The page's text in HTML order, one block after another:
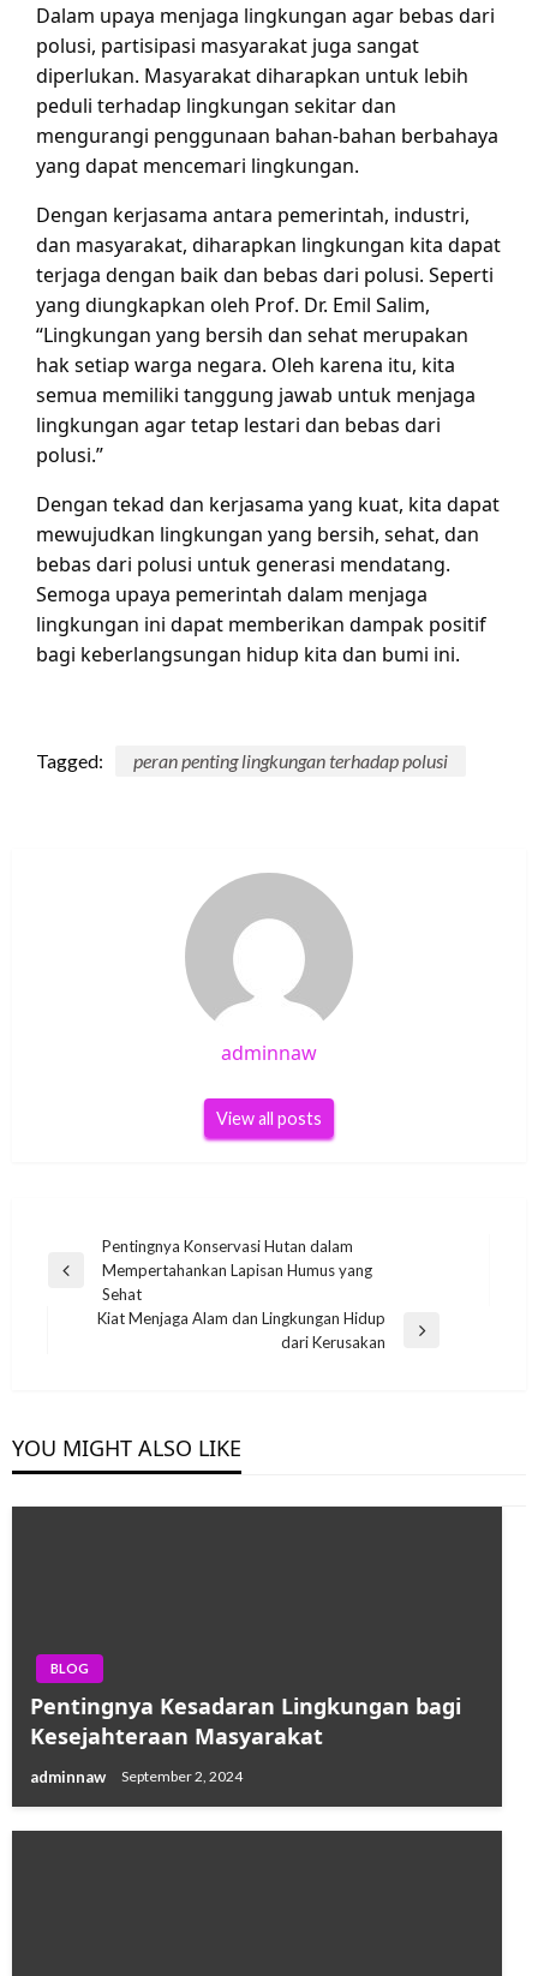
Dalam upaya menjaga lingkungan agar bebas dari
polusi, partisipasi masyarakat juga sangat
diperlukan. Masyarakat diharapkan untuk lebih
peduli terhadap lingkungan sekitar dan
mengurangi penggunaan bahan-bahan berbahaya
yang dapat mencemari lingkungan.
Dengan kerjasama antara pemerintah, industri,
dan masyarakat, diharapkan lingkungan kita dapat
terjaga dengan baik dan bebas dari polusi. Seperti
yang diungkapkan oleh Prof. Dr. Emil Salim,
“Lingkungan yang bersih dan sehat merupakan
hak setiap warga negara. Oleh karena itu, kita
semua memiliki tanggung jawab untuk menjaga
lingkungan agar tetap lestari dan bebas dari
polusi.”
Dengan tekad dan kerjasama yang kuat, kita dapat
mewujudkan lingkungan yang bersih, sehat, dan
bebas dari polusi untuk generasi mendatang.
Semoga upaya pemerintah dalam menjaga
lingkungan ini dapat memberikan dampak positif
bagi keberlangsungan hidup kita dan bumi ini.
Tagged: peran penting lingkungan terhadap polusi
adminnaw
View all posts
navigation
Previous
Pentingnya Konservasi Hutan dalam
Mempertahankan Lapisan Humus yang
Sehat
Kiat Menjaga Alam dan Lingkungan Hidup
dari Kerusakan
YOU MIGHT ALSO LIKE
BLOG
Pentingnya Kesadaran Lingkungan bagi
Kesejahteraan Masyarakat
adminnaw September 2, 2024